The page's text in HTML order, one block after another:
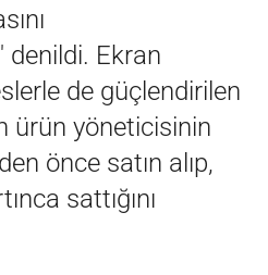
denildi. Ekran
de güçlendirilen
ürün yöneticisinin
önce satın alıp,
sattığını